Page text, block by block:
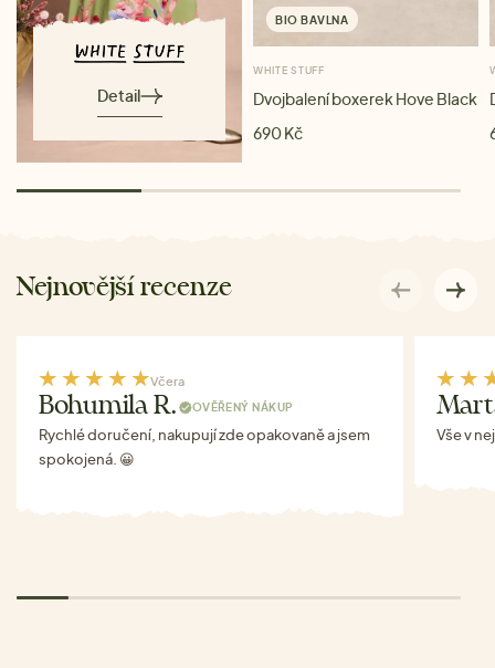
Detail
BIO BAVLNA
WHITE STUFF
Dvojbalení boxerek Hove Black
690 Kč
Nejnovější recenze
Včera
Bohumila R. OVĚŘENÝ NÁKUP
Rychlé doručení, nakupují zde opakovaně a jsem
spokojená. 😀
Vše v